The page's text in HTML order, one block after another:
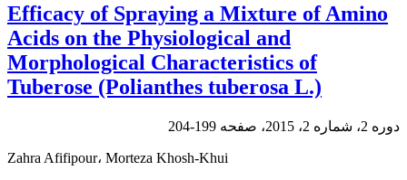
Efficacy of Spraying a Mixture of Amino
Acids on the Physiological and
Morphological Characteristics of
Tuberose (Polianthes tuberosa L.)
دوره 2، شماره 2، 2015، صفحه 199-204
Zahra Afifipour، Morteza Khosh-Khui